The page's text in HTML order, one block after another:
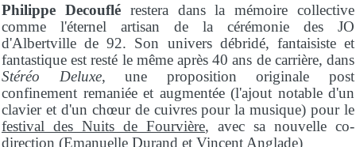
Philippe Decouflérestera dans la mémoire collective
comme l'éternel artisan de la cérémonie des JO
d'Albertville de 92. Son univers débridé, fantaisiste et
fantastique est resté le même après 40 ans de carrière, dans
Stéréo Deluxe, une proposition originale post
confinement remaniée et augmentée (l'ajout notable d'un
clavier et d'un chœur de cuivres pour la musique) pour le
festival des Nuits de Fourvière, avec sa nouvelle co-
direction (Emanuelle Durand et Vincent Anglade)